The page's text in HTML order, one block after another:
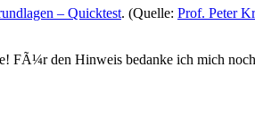
– Quicktest. (Quelle: Prof. Peter
FÃ¼r den Hinweis bedanke ich mich